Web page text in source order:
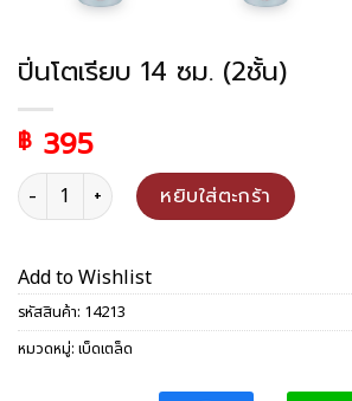
ปิ่นโตเรียบ 14 ซม. (2ชั้น)
฿ 395
จำนวน ปิ่นโตเรียบ 14 ซม. (2ชั้น) ชิ้น
หยิบใส่ตะกร้า
Add to Wishlist
รหัสสินค้า: 14213
หมวดหมู่: เบ็ดเตล็ด